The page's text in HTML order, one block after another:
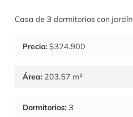
Casa de 3 dormitorios con jardín
Precio: $324.900
Área: 203.57 m²
Dormitorios: 3